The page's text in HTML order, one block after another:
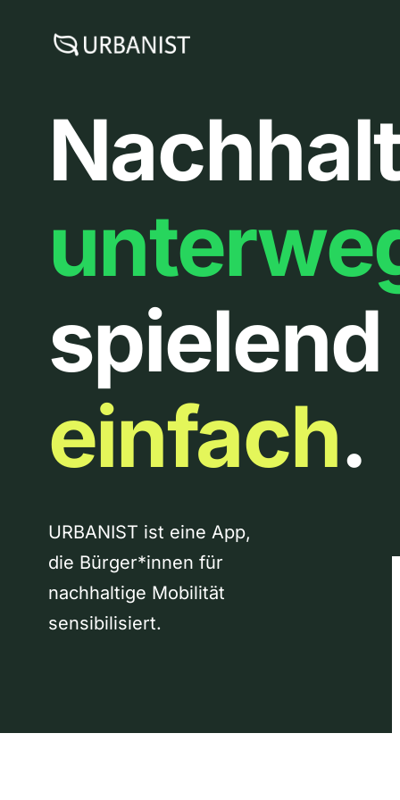
spielend
einfach.
URBANIST ist eine App,
die Bürger*innen für
nachhaltige Mobilität
sensibilisiert.